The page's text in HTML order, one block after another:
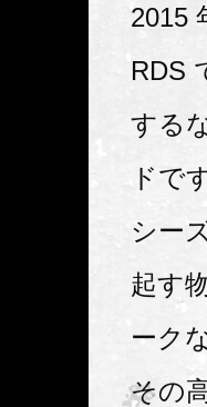
2015
RDS
する
ドで
シー
起す
ーク
その